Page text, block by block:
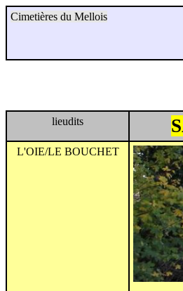
Cimetières du Mellois
lieudits
L'OIE/LE BOUCHET